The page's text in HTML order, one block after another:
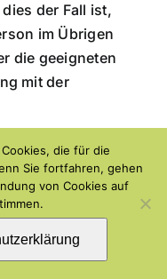
der Fall ist,
im Übrigen
die geeigneten
mit der
dieses
nehmen, kann
Mitarbeiter
die für die
Sie fortfahren, gehen
von Cookies auf